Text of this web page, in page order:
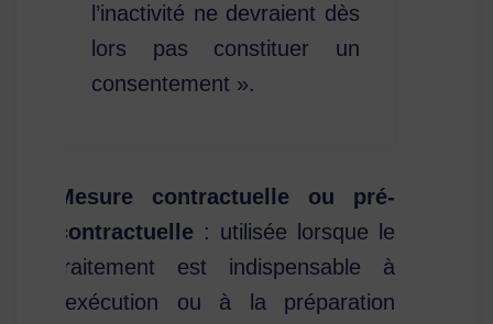
l’inactivité ne devraient dès
lors pas constituer un
consentement ».
Mesure contractuelle ou pré-
contractuelle : utilisée lorsque le
traitement est indispensable à
l’exécution ou à la préparation